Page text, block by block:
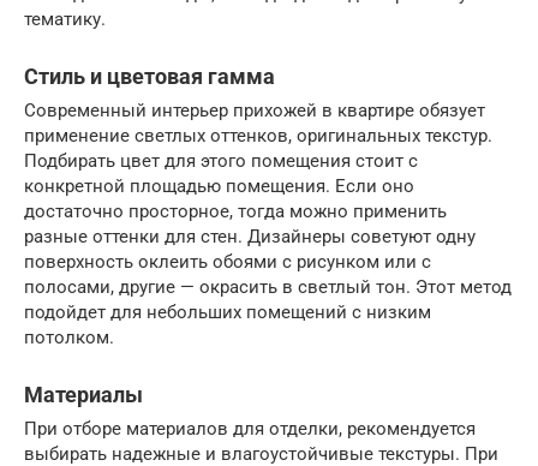
тематику.
Стиль и цветовая гамма
Современный интерьер прихожей в квартире обязует
применение светлых оттенков, оригинальных текстур.
Подбирать цвет для этого помещения стоит с
конкретной площадью помещения. Если оно
достаточно просторное, тогда можно применить
разные оттенки для стен. Дизайнеры советуют одну
поверхность оклеить обоями с рисунком или с
полосами, другие — окрасить в светлый тон. Этот метод
подойдет для небольших помещений с низким
потолком.
Материалы
При отборе материалов для отделки, рекомендуется
выбирать надежные и влагоустойчивые текстуры. При